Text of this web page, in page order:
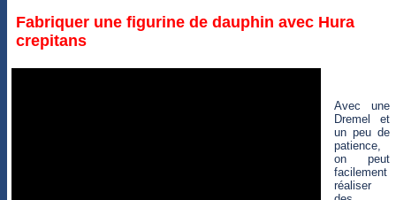
Fabriquer une figurine de dauphin avec Hura
crepitans
Avec une
Dremel et
un peu de
patience,
on peut
facilement
réaliser